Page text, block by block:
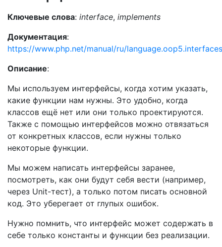
Ключевые слова: interface, implements
Документация:
https://www.php.net/manual/ru/
Описание:
Мы используем интерфейсы, когда хотим указать,
какие функции нам нужны. Это удобно, когда
классов ещё нет или они только проектируются.
Также с помощью интерфейсов можно отвязаться
от конкретных классов, если нужны только
некоторые функции.
Мы можем написать интерфейсы заранее,
посмотреть, как они будут себя вести (например,
через Unit-тест), а только потом писать основной
код. Это уберегает от глупых ошибок.
Нужно помнить, что интерфейс может содержать в
себе только константы и функции без реализации.